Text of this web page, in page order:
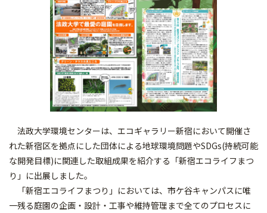
法政大学環境センターは、エコギャラリー新宿において開催さ
れた新宿区を拠点にした団体による地球環境問題やSDGs(持続可能
な開発目標)に関連した取組成果を紹介する「新宿エコライフまつ
り」に出展しました。
「新宿エコライフまつり」においては、市ケ谷キャンパスに唯
一残る庭園の企画・設計・工事や維持管理まで全てのプロセスに